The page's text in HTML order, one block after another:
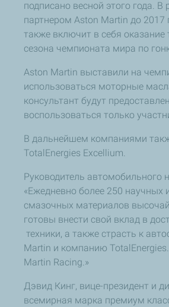
подписано весной этого года.
партнером Aston Martin до
также включит в себя
сезона чемпионата мира по
Aston Martin выставили на
использоваться моторные
консультант будут
воспользоваться только
В дальнейшем компаниями
TotalEnergies Excellium.
Руководитель
«Ежедневно более 250 научных
смазочных материалов
готовы внести свой вклад в
техники, а также страсть к
Martin и компанию
Martin Racing.»
Дэвид Кинг, вице-президент и
всемирная марка премиум